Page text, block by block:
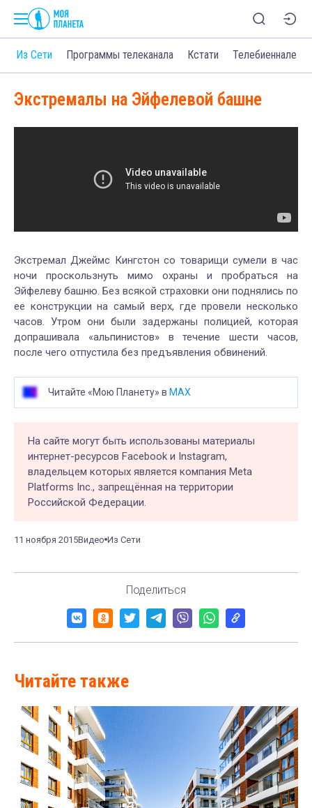
Из Сети Программы телеканала Кстати Телебиеннале
Экстремалы на Эйфелевой башне
Экстремал Джеймс Кингстон со товарищи сумели в час
ночи проскользнуть мимо охраны и пробраться на
Эйфелеву башню. Без всякой страховки они поднялись по
ее конструкции на самый верх, где провели несколько
часов. Утром они были задержаны полицией, которая
допрашивала «альпинистов» в течение шести часов,
после чего отпустила без предъявления обвинений.
Читайте «Мою Планету» в MAX
На сайте могут быть использованы материалы
интернет-ресурсов Facebook и Instagram,
владельцем которых является компания Meta
Platforms Inc., запрещённая на территории
Российской Федерации.
11 ноября 2015Видео Из Сети
Поделиться
Читайте также